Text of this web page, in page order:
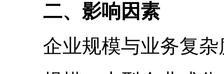
二、影响因素
企业规模与业务复杂